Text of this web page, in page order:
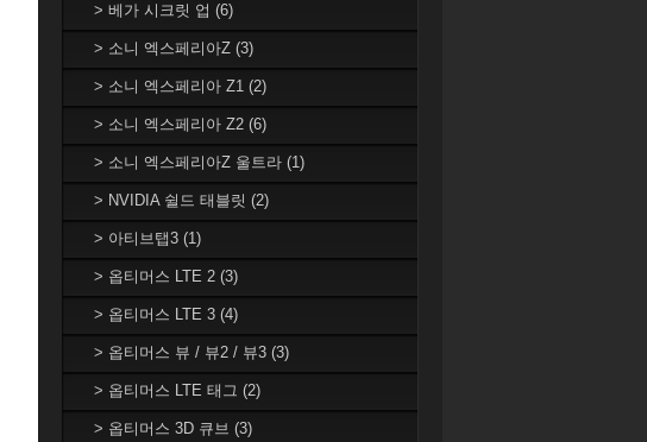
> 베가 시크릿 업 (6)
> 소니 엑스페리아Z (3)
> 소니 엑스페리아 Z1 (2)
> 소니 엑스페리아 Z2 (6)
> 소니 엑스페리아Z 울트라 (1)
> NVIDIA 쉴드 태블릿 (2)
> 아티브탭3 (1)
> 옵티머스 LTE 2 (3)
> 옵티머스 LTE 3 (4)
> 옵티머스 뷰 / 뷰2 / 뷰3 (3)
> 옵티머스 LTE 태그 (2)
> 옵티머스 3D 큐브 (3)